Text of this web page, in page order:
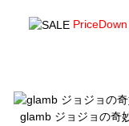
glamb ジョジョの奇